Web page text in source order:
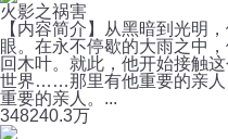
火影之祸害
【内容简介】从黑暗到光明
眼。在永不停歇的大雨之中
回木叶。就此，他开始接触
世界……那里有他重要的亲人
重要的亲人。...
348240.3万